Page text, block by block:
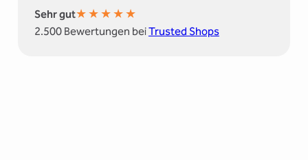
Sehr gut★★★★★
2.500 Bewertungen beiTrusted Shops